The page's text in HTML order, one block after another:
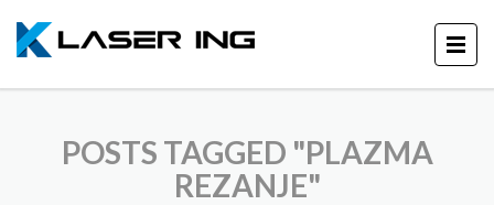
POSTS TAGGED "PLAZMA
REZANJE"